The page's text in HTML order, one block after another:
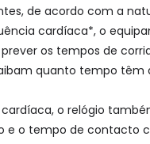
de acordo com a
cardíaca*, o
os tempos de
quanto tempo
o relógio
e o tempo de contacto